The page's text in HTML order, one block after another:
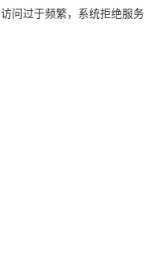
访问过于频繁，系统拒绝服务